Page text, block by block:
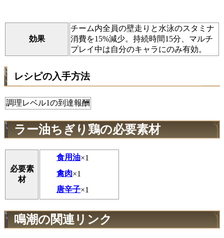
効果
チーム内全員の壁走りと水泳のスタミナ
消費を15%減少。持続時間15分、マルチ
プレイ中は自分のキャラにのみ有効。
レシピの入手方法
調理レベル1の到達報酬
ラー油ちぎり鶏の必要素材
必要素
材
食用油×1
禽肉×1
唐辛子×1
鳴潮の関連リンク